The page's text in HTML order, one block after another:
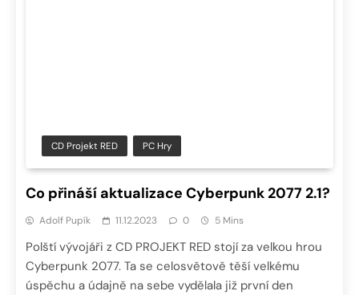
CD Projekt RED PC Hry
Co přináší aktualizace Cyberpunk 2077 2.1?
Adolf Pupík 11.12.2023 0 5 Mins
Polští vývojáři z CD PROJEKT RED stojí za velkou hrou
Cyberpunk 2077. Ta se celosvětově těší velkému
úspěchu a údajně na sebe vydělala již první den